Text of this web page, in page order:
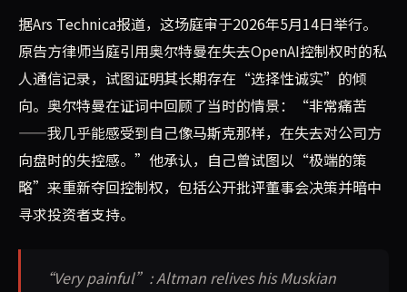
据Ars Technica报道，这场庭审于2026年5月14日举行。
原告方律师当庭引用奥尔特曼在失去OpenAI控制权时的私
人通信记录，试图证明其长期存在“选择性诚实”的倾
向。奥尔特曼在证词中回顾了当时的情景：“非常痛苦
——我几乎能感受到自己像马斯克那样，在失去对公司方
向盘时的失控感。”他承认，自己曾试图以“极端的策
略”来重新夺回控制权，包括公开批评董事会决策并暗中
寻求投资者支持。
“Very painful”: Altman relives his Muskian